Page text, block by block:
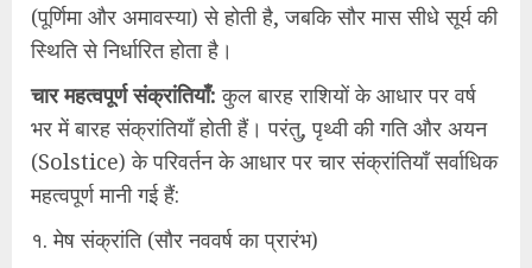
(पूर्णिमा और अमावस्या) से होती है, जबकि सौर मास सीधे सूर्य की
स्थिति से निर्धारित होता है।
​चार महत्वपूर्ण संक्रांतियाँ: कुल बारह राशियों के आधार पर वर्ष
भर में बारह संक्रांतियाँ होती हैं। परंतु, पृथ्वी की गति और अयन
(Solstice) के परिवर्तन के आधार पर चार संक्रांतियाँ सर्वाधिक
महत्वपूर्ण मानी गई हैं:
१. मेष संक्रांति (सौर नववर्ष का प्रारंभ)